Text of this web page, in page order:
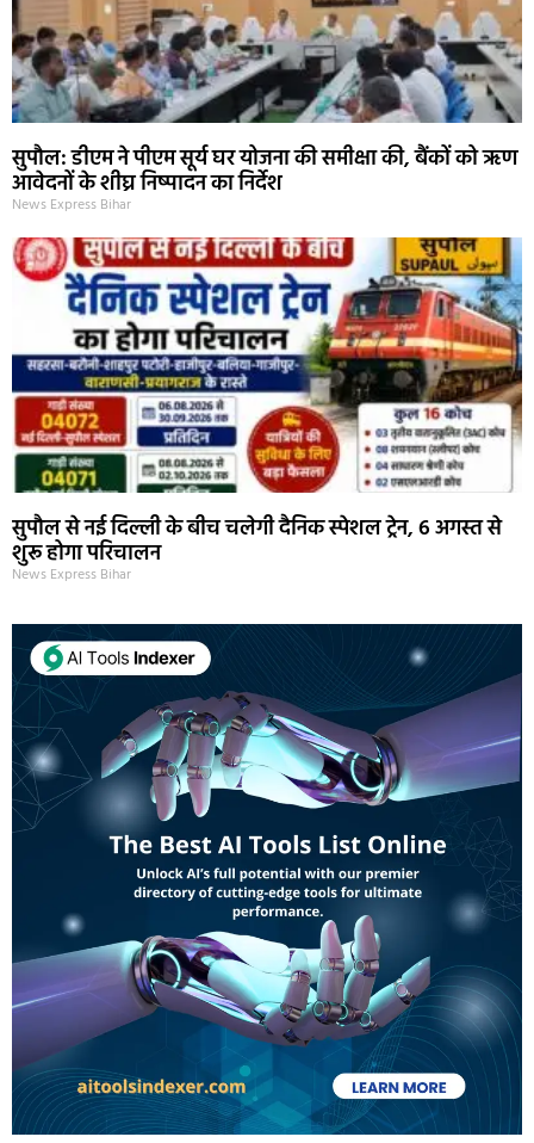
सुपौल: डीएम ने पीएम सूर्य घर योजना की समीक्षा की, बैंकों को ऋण
आवेदनों के शीघ्र निष्पादन का निर्देश
News Express Bihar
सुपौल से नई दिल्ली के बीच चलेगी दैनिक स्पेशल ट्रेन, 6 अगस्त से
शुरू होगा परिचालन
News Express Bihar